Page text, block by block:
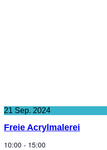
21 Sep. 2024
Freie Acrylmalerei
10:00 - 15:00